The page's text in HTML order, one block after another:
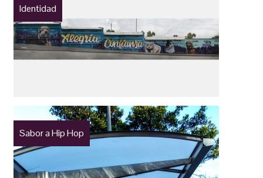
Identidad
Sabor a Hip Hop